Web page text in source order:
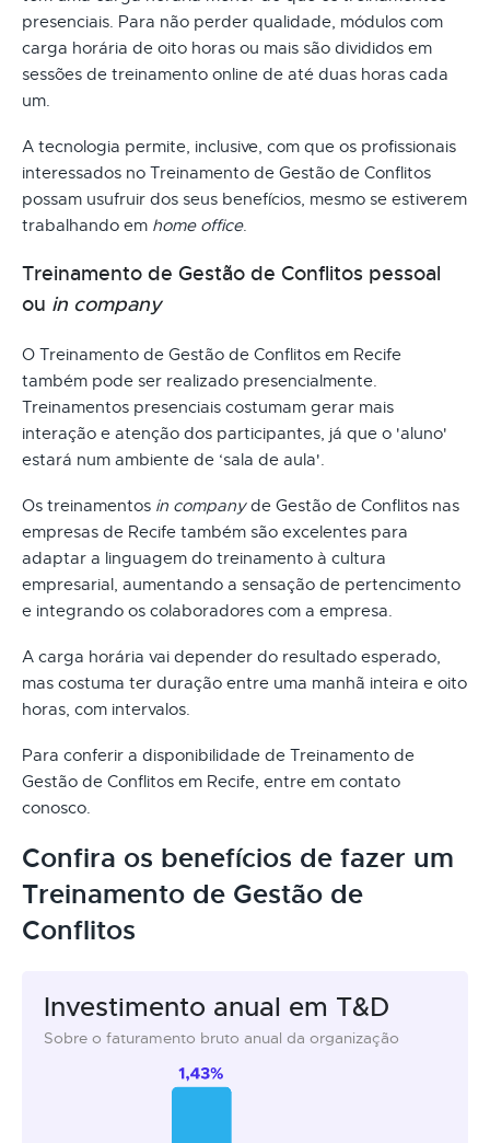
presenciais. Para não perder qualidade, módulos com
carga horária de oito horas ou mais são divididos em
sessões de treinamento online de até duas horas cada
um.
A tecnologia permite, inclusive, com que os profissionais
interessados no Treinamento de Gestão de Conflitos
possam usufruir dos seus benefícios, mesmo se estiverem
trabalhando em home office.
Treinamento de Gestão de Conflitos pessoal
ou in company
O Treinamento de Gestão de Conflitos em Recife
também pode ser realizado presencialmente.
Treinamentos presenciais costumam gerar mais
interação e atenção dos participantes, já que o 'aluno'
estará num ambiente de ‘sala de aula'.
Os treinamentos in companyde Gestão de Conflitos nas
empresas de Recife também são excelentes para
adaptar a linguagem do treinamento à cultura
empresarial, aumentando a sensação de pertencimento
e integrando os colaboradores com a empresa.
A carga horária vai depender do resultado esperado,
mas costuma ter duração entre uma manhã inteira e oito
horas, com intervalos.
Para conferir a disponibilidade de Treinamento de
Gestão de Conflitos em Recife, entre em contato
conosco.
Confira os benefícios de fazer um
Treinamento de Gestão de
Conflitos
Investimento anual em T&D
Sobre o faturamento bruto anual da organização